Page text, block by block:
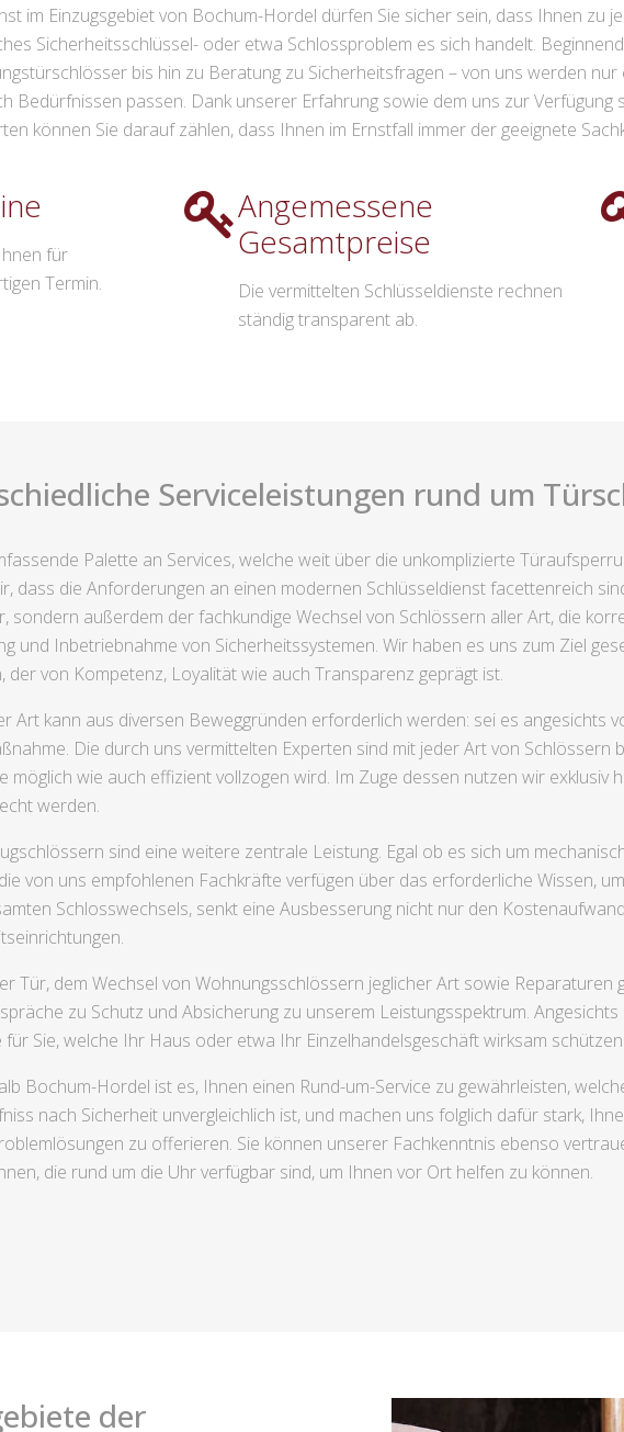
im Einzugsgebiet von Bochum-Hordel dürfen Sie sicher sein, dass Ihnen zu
Sicherheitsschlüssel- oder etwa Schlossproblem es sich handelt.
bis hin zu Beratung zu Sicherheitsfragen – von uns werden
Bedürfnissen passen. Dank unserer Erfahrung sowie dem uns zur
können Sie darauf zählen, dass Ihnen im Ernstfall immer der geeignete
für
Termin.
Angemessene
Gesamtpreise
Die vermittelten Schlüsseldienste rechnen
ständig transparent ab.
Serviceleistungen rund um
Palette an Services, welche weit über die unkomplizierte
dass die Anforderungen an einen modernen Schlüsseldienst facettenreich
sondern außerdem der fachkundige Wechsel von Schlössern aller Art, die
und Inbetriebnahme von Sicherheitssystemen. Wir haben es uns zum Ziel
der von Kompetenz, Loyalität wie auch Transparenz geprägt ist.
Art kann aus diversen Beweggründen erforderlich werden: sei es angesichts
Die durch uns vermittelten Experten sind mit jeder Art von
möglich wie auch effizient vollzogen wird. Im Zuge dessen nutzen wir exklusiv
werden.
sind eine weitere zentrale Leistung. Egal ob es sich um
von uns empfohlenen Fachkräfte verfügen über das erforderliche Wissen,
Schlosswechsels, senkt eine Ausbesserung nicht nur den
Tür, dem Wechsel von Wohnungsschlössern jeglicher Art sowie
zu Schutz und Absicherung zu unserem Leistungsspektrum.
Sie, welche Ihr Haus oder etwa Ihr Einzelhandelsgeschäft wirksam schützen.
Bochum-Hordel ist es, Ihnen einen Rund-um-Service zu gewährleisten,
nach Sicherheit unvergleichlich ist, und machen uns folglich dafür stark,
zu offerieren. Sie können unserer Fachkenntnis ebenso
die rund um die Uhr verfügbar sind, um Ihnen vor Ort helfen zu können.
der